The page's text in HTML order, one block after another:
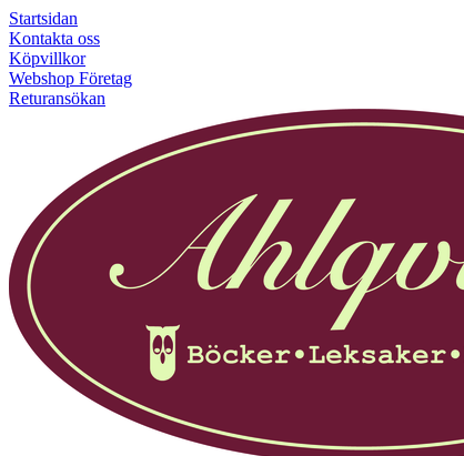
Startsidan
Kontakta oss
Köpvillkor
Webshop Företag
Returansökan